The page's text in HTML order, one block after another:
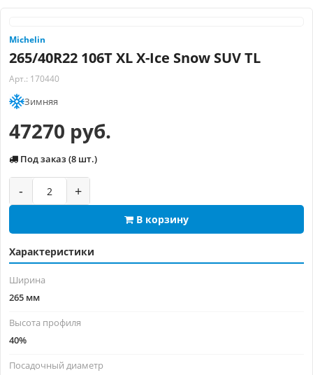
Michelin
265/40R22 106T XL X-Ice Snow SUV TL
Арт.: 170440
Зимняя
47270 руб.
Под заказ (8 шт.)
- +
В корзину
Характеристики
Ширина
265 мм
Высота профиля
40%
Посадочный диаметр